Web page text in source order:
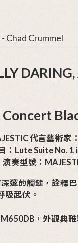
馬林巴木